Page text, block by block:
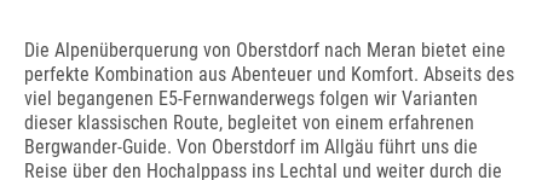
Die Alpenüberquerung von Oberstdorf nach Meran bietet eine
perfekte Kombination aus Abenteuer und Komfort. Abseits des
viel begangenen E5-Fernwanderwegs folgen wir Varianten
dieser klassischen Route, begleitet von einem erfahrenen
Bergwander-Guide. Von Oberstdorf im Allgäu führt uns die
Reise über den Hochalppass ins Lechtal und weiter durch die